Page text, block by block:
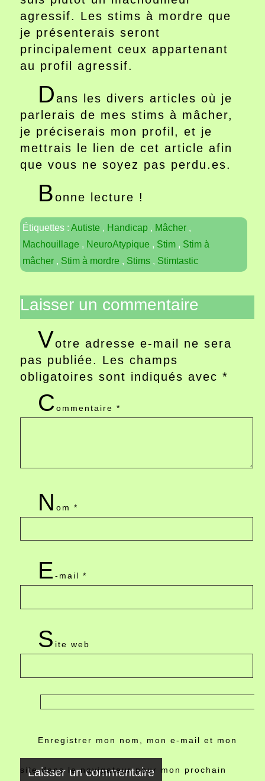
agressif. Les stims à mordre que
je présenterais seront
principalement ceux appartenant
au profil agressif.
Dans les divers articles où je
parlerais de mes stims à mâcher,
je préciserais mon profil, et je
mettrais le lien de cet article afin
que vous ne soyez pas perdu.es.
Bonne lecture !
Étiquettes :Autiste , Handicap , Mâcher ,
Machouillage , NeuroAtypique , Stim , Stim à
mâcher , Stim à mordre , Stims , Stimtastic
Laisser un commentaire
Votre adresse e-mail ne sera
pas publiée. Les champs
obligatoires sont indiqués avec*
Commentaire*
Nom*
E-mail*
S ite web
Enregistrer mon nom, mon e-mail et mon
site dans le navigateur pour mon prochain